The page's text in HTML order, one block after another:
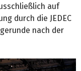
auf
durch die JEDEC
nach der